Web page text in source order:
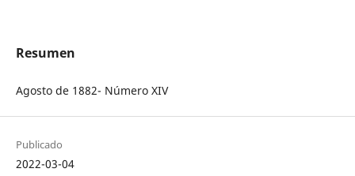
Resumen
Agosto de 1882- Número XIV
Publicado
2022-03-04